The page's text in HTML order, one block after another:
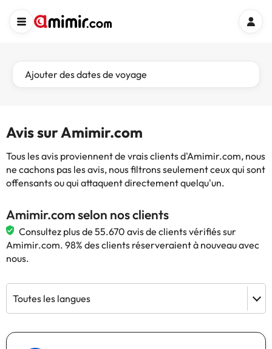
Ajouter des dates de voyage
Avis sur Amimir.com
Tous les avis proviennent de vrais clients d'Amimir.com, nous
ne cachons pas les avis, nous filtrons seulement ceux qui sont
offensants ou qui attaquent directement quelqu'un.
Amimir.com selon nos clients
Consultez plus de 55.670 avis de clients vérifiés sur
Amimir.com. 98% des clients réserveraient à nouveau avec
nous.